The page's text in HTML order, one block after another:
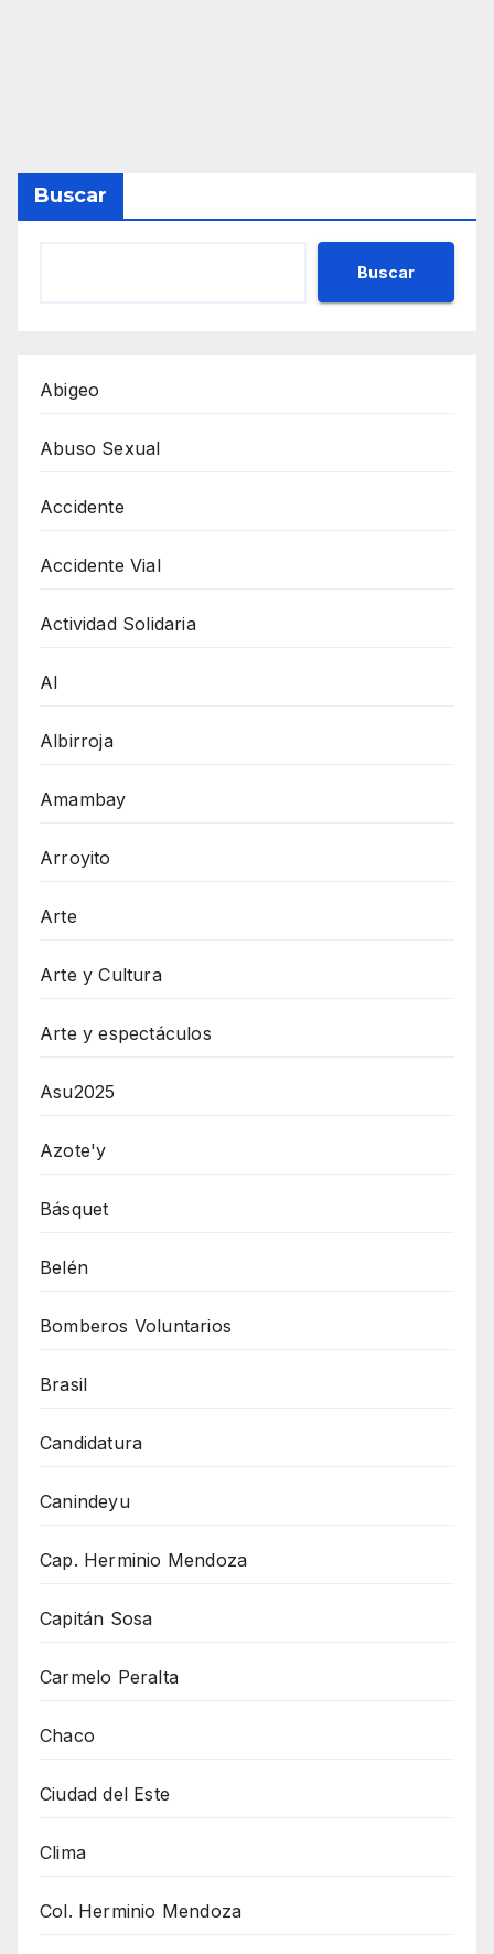
Buscar
Buscar
Abigeo
Abuso Sexual
Accidente
Accidente Vial
Actividad Solidaria
AI
Albirroja
Amambay
Arroyito
Arte
Arte y Cultura
Arte y espectáculos
Asu2025
Azote'y
Básquet
Belén
Bomberos Voluntarios
Brasil
Candidatura
Canindeyu
Cap. Herminio Mendoza
Capitán Sosa
Carmelo Peralta
Chaco
Ciudad del Este
Clima
Col. Herminio Mendoza